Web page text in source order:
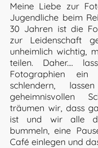
Meine Liebe zur
Jugendliche beim
30 Jahren ist die
zur Leidenschaft
unheimlich wichtig,
teilen. Daher....
Fotographien ein
schlendern,
geheimnisvollen
träumen wir, dass
ist und wir alle
bummeln, eine
Café einlegen und